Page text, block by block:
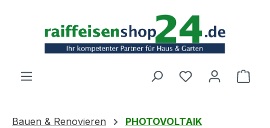
Bauen & Renovieren PHOTOVOLTAIK